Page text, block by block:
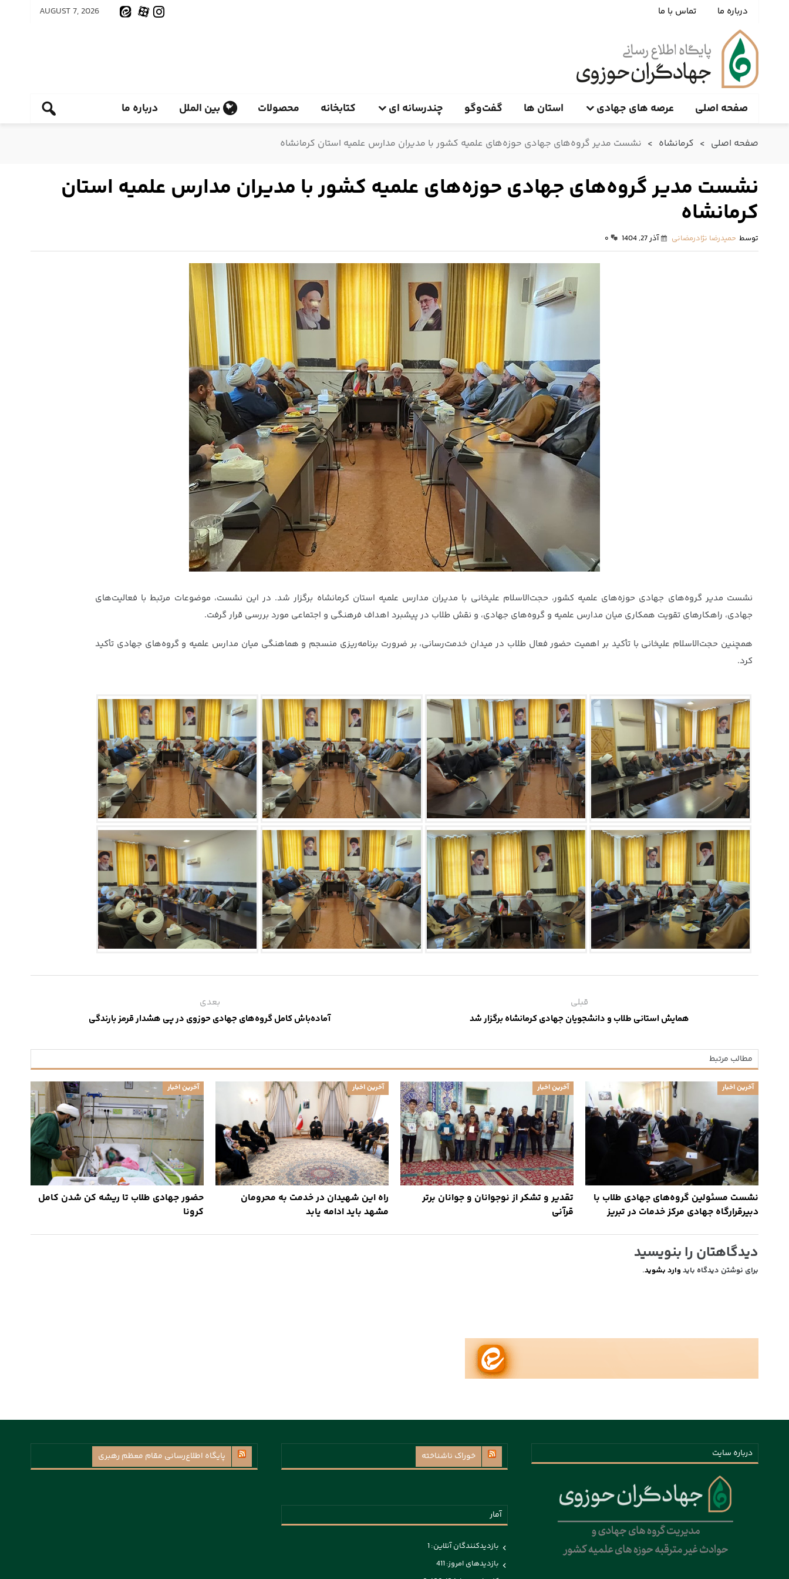
درباره ما تماس با ما AUGUST 7, 2026
صفحه اصلی عرصه های جهادی استان ها گفت‌وگو چندرسانه ای کتابخانه محصولات بین الملل درباره ما
صفحه اصلی > کرمانشاه > نشست مدیر گروه‌های جهادی حوزه‌های علمیه کشور با مدیران مدارس علمیه استان کرمانشاه
نشست مدیر گروه‌های جهادی حوزه‌های علمیه کشور با مدیران مدارس علمیه استان
کرمانشاه
توسط حمیدرضا نژادرمضانی آذر 27, 1404 ۰
نشست مدیر گروه‌های جهادی حوزه‌های علمیه کشور، حجت‌الاسلام علیخانی با مدیران مدارس علمیه استان کرمانشاه برگزار شد. در این نشست، موضوعات مرتبط با فعالیت‌های
جهادی، راهکارهای تقویت همکاری میان مدارس علمیه و گروه‌های جهادی، و نقش طلاب در پیشبرد اهداف فرهنگی و اجتماعی مورد بررسی قرار گرفت.
همچنین حجت‌الاسلام علیخانی با تأکید بر اهمیت حضور فعال طلاب در میدان خدمت‌رسانی، بر ضرورت برنامه‌ریزی منسجم و هماهنگی میان مدارس علمیه و گروه‌های جهادی تأکید
کرد.
قبلی
همایش استانی طلاب و دانشجویان جهادی کرمانشاه برگزار شد
بعدی
آماده‌باش کامل گروه‌های جهادی حوزوی در پی هشدار قرمز بارندگی
مطالب مرتبط
آخرین اخبار
نشست مسئولین گروه‌های جهادی طلاب با
دبیرقرارگاه جهادی مرکز خدمات در تبریز
آخرین اخبار
تقدیر و تشکر از نوجوانان و جوانان برتر
قرآنی
آخرین اخبار
راه این شهیدان در خدمت به محرومان
مشهد باید ادامه یابد
آخرین اخبار
حضور جهادی طلاب تا ریشه کن شدن کامل
کرونا
دیدگاهتان را بنویسید
برای نوشتن دیدگاه باید وارد بشوید.
درباره سایت خوراک ناشناخته
آمار
بازدیدکنندگان آنلاین:1
بازدیدهای امروز:411
پايگاه اطلاع‌رسانی مقام معظم رهبری